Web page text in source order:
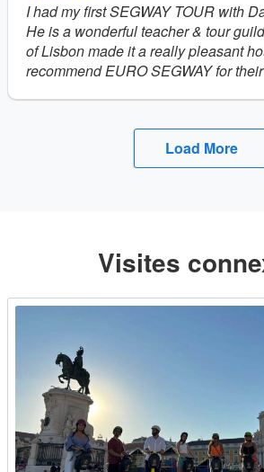
I had my first SEGWAY TOUR with
He is a wonderful teacher & tour
of Lisbon made it a really pleasant
recommend EURO SEGWAY for
Load More
Visites